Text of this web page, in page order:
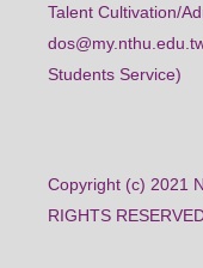
Talent Cultivation/
Students Service)
Copyright (c) 2021
RIGHTS